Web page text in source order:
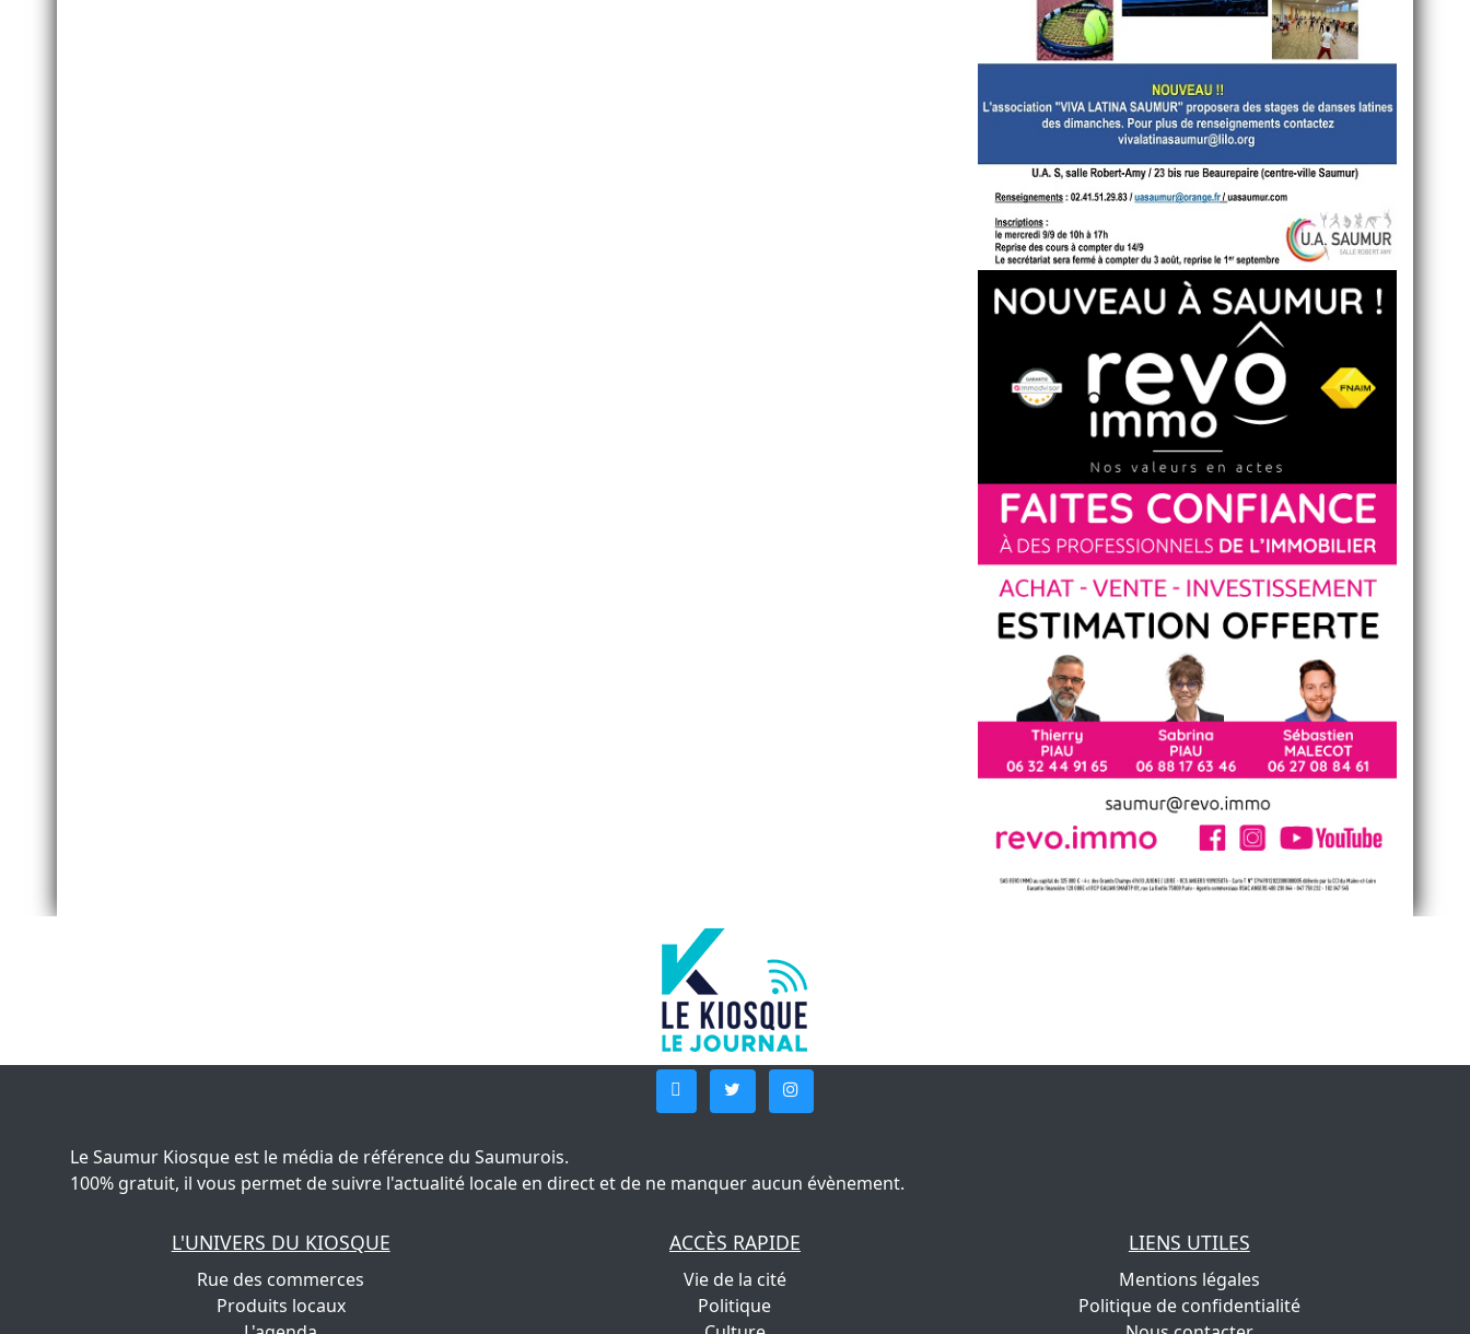
Le Saumur Kiosque est le média de référence du Saumurois.
100% gratuit, il vous permet de suivre l'actualité locale en direct et de ne manquer aucun évènement.
L'UNIVERS DU KIOSQUE
Rue des commerces
Produits locaux
ACCÈS RAPIDE
Vie de la cité
Politique
LIENS UTILES
Mentions légales
Politique de confidentialité